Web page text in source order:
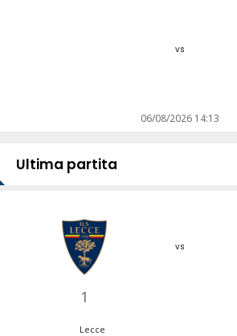
vs
06/08/2026 14:13
Ultima partita
1
vs
Lecce